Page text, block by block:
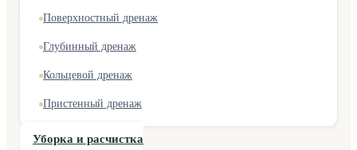
Поверхностный дренаж
Глубинный дренаж
Кольцевой дренаж
Пристенный дренаж
Уборка и расчистка